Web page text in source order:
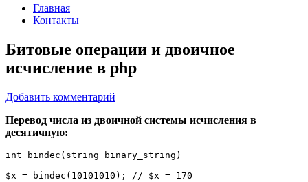
Главная
Контакты
Битовые операции и двоичное
исчисление в php
Добавить комментарий
Перевод числа из двоичной системы исчисления в
десятичную:
int bindec(string binary_string)
$x = bindec(10101010); // $x = 170